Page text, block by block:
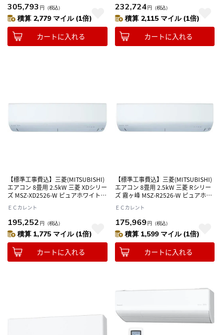
305,793 円 （税込）
積算 2,779 マイル (1倍)
カートに入れる
232,724円 （税込）
積算 2,115 マイル (1倍)
カートに入れる
【標準工事費込】三菱(MITSUBISHI)
エアコン 8畳用 2.5kW 三菱 XDシリー
ズ MSZ-XD2526-W ピュアホワイト
ＥＣカレント
195,252 円 （税込）
積算 1,775 マイル (1倍)
カートに入れる
【標準工事費込】三菱(MITSUBISHI)
エアコン 8畳用 2.5kW 三菱 Rシリー
ズ 霧ヶ峰 MSZ-R2526-W ピュアホワ
ＥＣカレント
175,969 円 （税込）
積算 1,599 マイル (1倍)
カートに入れる